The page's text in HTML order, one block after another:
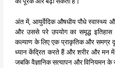
अंत में, आयुर्वेदिक औषधीय पौधे स्वास्थ्य
और उससे परे उपयोग का समृद्ध
कल्याण के लिए एक प्राकृतिक और समग्र
ध्यान केंद्रित करते हैं और शरीर और मन
जबकि वैज्ञानिक सत्यापन और विनियमन के